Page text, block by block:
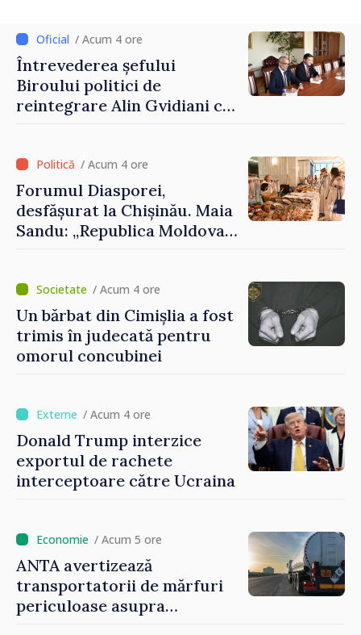
/ Acum 4 ore
Întrevederea șefului
Biroului politici de
reintegrare Alin Gvidiani cu
Crucii Roșii în Moldova
/ Acum 4 ore
Forumul Diasporei,
desfășurat la Chișinău. Maia
Sandu: „Republica Moldova
rol important în promovarea
și susținerea acestui
parcurs”
/ Acum 4 ore
Un bărbat din Cimișlia a fost
trimis în judecată pentru
omorul concubinei
/ Acum 4 ore
Donald Trump interzice
exportul de rachete
interceptoare către Ucraina
/ Acum 5 ore
ANTA avertizează
transportatorii de mărfuri
periculoase asupra